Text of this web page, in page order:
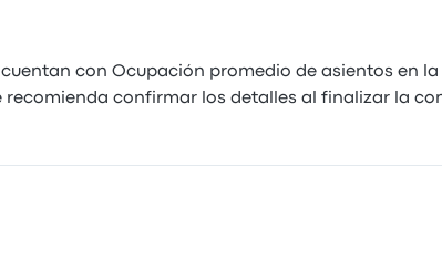
cuentan con Ocupación promedio de asientos en
recomienda confirmar los detalles al finalizar la